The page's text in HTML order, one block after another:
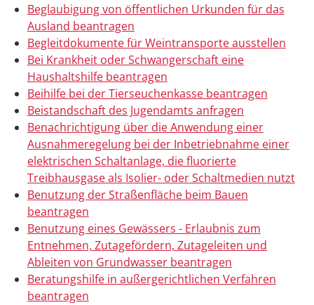
Beglaubigung von öffentlichen Urkunden für das
Ausland beantragen
Begleitdokumente für Weintransporte ausstellen
Bei Krankheit oder Schwangerschaft eine
Haushaltshilfe beantragen
Beihilfe bei der Tierseuchenkasse beantragen
Beistandschaft des Jugendamts anfragen
Benachrichtigung über die Anwendung einer
Ausnahmeregelung bei der Inbetriebnahme einer
elektrischen Schaltanlage, die fluorierte
Treibhausgase als Isolier- oder Schaltmedien nutzt
Benutzung der Straßenfläche beim Bauen
beantragen
Benutzung eines Gewässers - Erlaubnis zum
Entnehmen, Zutagefördern, Zutageleiten und
Ableiten von Grundwasser beantragen
Beratungshilfe in außergerichtlichen Verfahren
beantragen